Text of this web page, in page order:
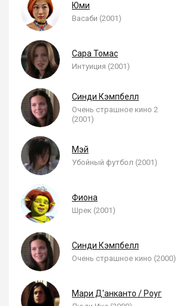
Юми
Васаби (2001)
Сара Томас
Интуиция (2001)
Синди Кэмпбелл
Очень страшное кино 2
(2001)
Мэй
Убойный футбол (2001)
Фиона
Шрек (2001)
Синди Кэмпбелл
Очень страшное кино (2000)
Мари Д'анканто / Роуг